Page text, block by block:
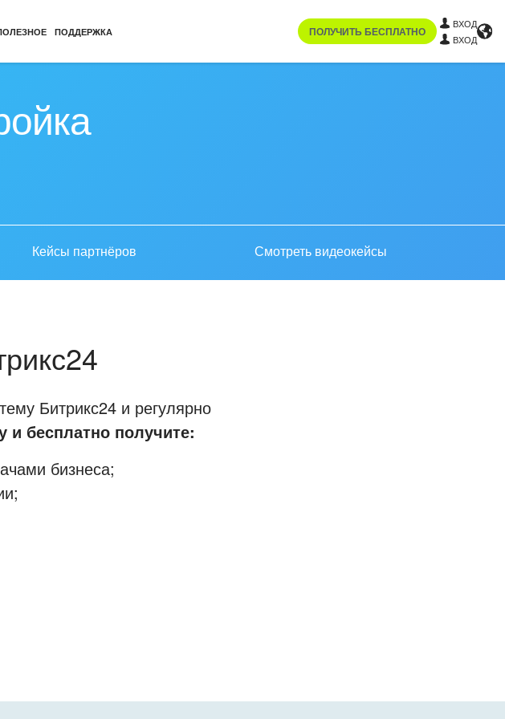
ПОДДЕРЖКА ПОЛУЧИТЬ БЕСПЛАТНО
ВХОД
ВХОД
Кейсы партнёров Смотреть видеокейсы
Битрикс24 и регулярно
и бесплатно получите:
бизнеса;